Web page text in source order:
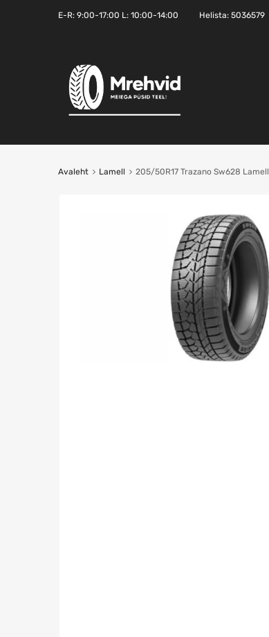
E-R: 9:00-17:00 L: 10:00-14:00 Helista: 5036579
Avaleht Lamell 205/50R17 Trazano Sw628 Lamell